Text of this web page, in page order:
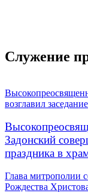
Служение
возглавил
Задонский
праздника в
Глава митрополии
Рождества